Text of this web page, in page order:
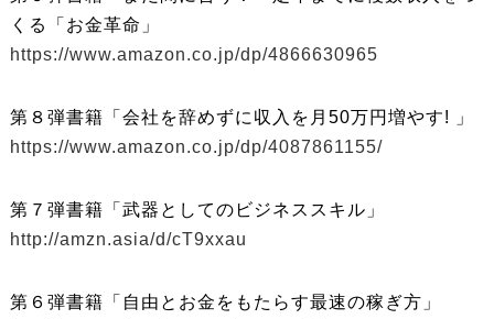
くる「お金革命」
https://www.amazon.co.jp/dp/4866630965
第８弾書籍「会社を辞めずに収入を月50万円増やす! 」
https://www.amazon.co.jp/dp/4087861155/
第７弾書籍「武器としてのビジネススキル」
http://amzn.asia/d/cT9xxau
第６弾書籍「自由とお金をもたらす最速の稼ぎ方」